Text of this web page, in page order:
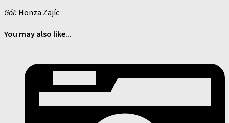
Gól: Honza Zajíc
You may also like...